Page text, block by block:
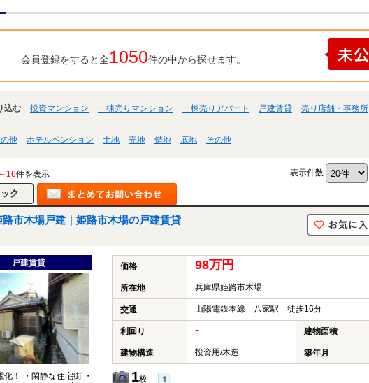
会員登録をすると全1050件の中から探せます。
込む 投資マンション 一棟売りマンション 一棟売りアパート 戸建賃貸 売り店舗・事務所
他 ホテルペンション 土地 売地 借地 底地 その他
16件を表示 表示件数
路市木場戸建｜姫路市木場の戸建賃貸
戸建賃貸
化！ ・閑静な住宅街 ・
価格 98万円
所在地 兵庫県姫路市木場
交通 山陽電鉄本線 八家駅 徒歩16分
利回り - 建物面積
建物構造 投資用/木造 築年月
1枚